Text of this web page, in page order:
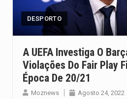
DESPORTO
A UEFA Investiga O
Violações Do Fair Play
Época De 20/21
Moznews Agosto 24, 2022